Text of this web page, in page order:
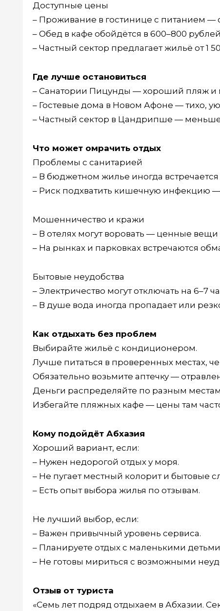
Доступные цены
– Проживание в гостинице с питанием —
– Обед в кафе обойдётся в 600–800
– Частный сектор предлагает жильё от 1
Где лучше остановиться
– Санатории Пицунды — хороший пляж и
– Гостевые дома в Новом Афоне — тихо,
– Частный сектор в Цандрипше — меньше
Что может омрачить отдых
Проблемы с санитарией
– В бюджетном жилье иногда встречается
– Риск подхватить кишечную инфекцию
Мошенничество и кражи
– В отелях могут воровать — ценные
– На рынках и парковках встречаются
Бытовые неудобства
– Электричество могут отключать на 6–7
– В душе вода иногда пропадает или
Как отдыхать без проблем
Выбирайте жильё с кондиционером.
Лучше питаться в проверенных местах,
Обязательно возьмите аптечку —
Деньги распределяйте по разным
Избегайте пляжных кафе — цены там
Кому подойдёт Абхазия
Хороший вариант, если:
– Нужен недорогой отдых у моря.
– Не пугает местный колорит и бытовые
– Есть опыт выбора жилья по отзывам.
Не лучший выбор, если:
– Важен привычный уровень сервиса.
– Планируете отдых с маленькими
– Не готовы мириться с возможными
Отзыв от туриста
«Семь лет подряд отдыхаем в Абхазии.